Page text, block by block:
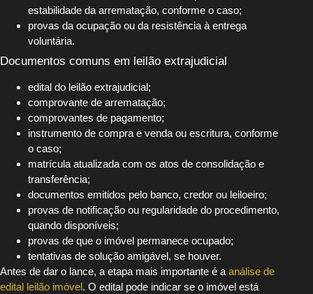
estabilidade da arrematação, conforme o caso;
provas da ocupação ou da resistência à entrega
voluntária.
Documentos comuns em leilão extrajudicial
edital do leilão extrajudicial;
comprovante de arrematação;
comprovantes de pagamento;
instrumento de compra e venda ou escritura, conforme
o caso;
matrícula atualizada com os atos de consolidação e
transferência;
documentos emitidos pelo banco, credor ou leiloeiro;
provas de notificação ou regularidade do procedimento,
quando disponíveis;
provas de que o imóvel permanece ocupado;
tentativas de solução amigável, se houver.
Antes de dar o lance, a etapa mais importante é a análise de
edital leilão imóvel. O edital pode indicar se o imóvel está